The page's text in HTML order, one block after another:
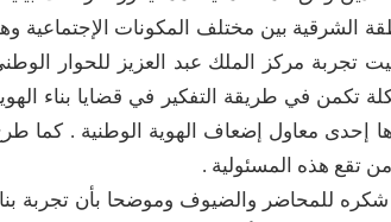
الشرقية بين مختلف المكونات الإجتماعية
تجربة مركز الملك عبد العزيز للحوار
تكمن في طريقة التفكير في قضايا بناء
إحدى معاول إضعاف الهوية الوطنية . كما
تقع هذه المسئولية .
شكره للمحاضر والضيوف وموضحا بأن تجربة